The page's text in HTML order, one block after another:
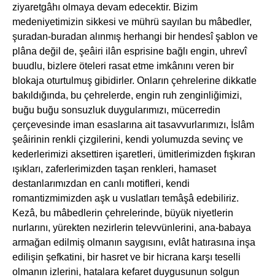
ziyaretgâhı olmaya devam edecektir. Bizim
medeniyetimizin sikkesi ve mührü sayılan bu mâbedler,
şuradan-buradan alınmış herhangi bir hendesî şablon ve
plâna değil de, şeâiri ilân esprisine bağlı engin, uhrevî
buudlu, bizlere öteleri rasat etme imkânını veren bir
blokaja oturtulmuş gibidirler. Onların çehrelerine dikkatle
bakıldığında, bu çehrelerde, engin ruh zenginliğimizi,
buğu buğu sonsuzluk duygularımızı, mücerredin
çerçevesinde iman esaslarına ait tasavvurlarımızı, İslâm
şeâirinin renkli çizgilerini, kendi yolumuzda sevinç ve
kederlerimizi aksettiren işaretleri, ümitlerimizden fışkıran
ışıkları, zaferlerimizden taşan renkleri, hamaset
destanlarımızdan en canlı motifleri, kendi
romantizmimizden aşk u vuslatları temâşâ edebiliriz.
Kezâ, bu mâbedlerin çehrelerinde, büyük niyetlerin
nurlarını, yürekten nezirlerin televvünlerini, ana-babaya
armağan edilmiş olmanın saygısını, evlât hatırasına inşa
edilişin şefkatini, bir hasret ve bir hicrana karşı teselli
olmanın izlerini, hatalara kefaret duygusunun solgun